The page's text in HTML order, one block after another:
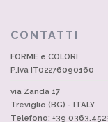
CONTATTI
FORME e COLORI
P.Iva IT02276090160
via Zanda 17
Treviglio (BG) - ITALY
Telefono: +39